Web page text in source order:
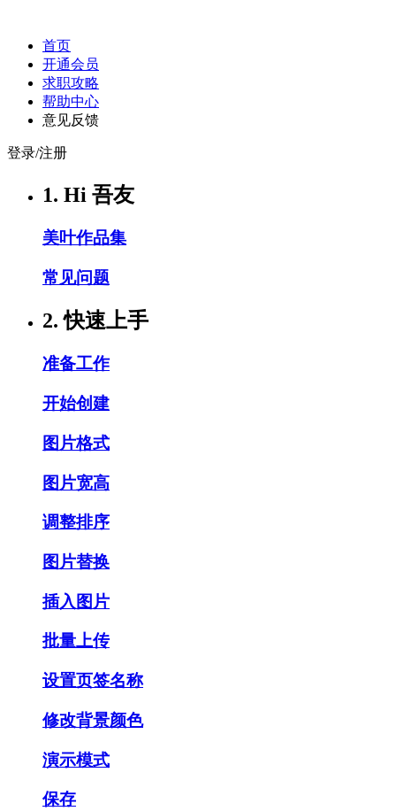
首页
开通会员
求职攻略
帮助中心
意见反馈
登录/注册
1. Hi 吾友
美叶作品集
常见问题
2. 快速上手
准备工作
开始创建
图片格式
图片宽高
调整排序
图片替换
插入图片
批量上传
设置页签名称
修改背景颜色
演示模式
保存